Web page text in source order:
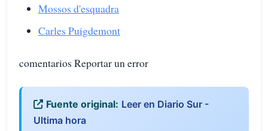
Mossos d'esquadra
Carles Puigdemont
comentarios Reportar un error
Fuente original: Leer en Diario Sur -
Ultima hora